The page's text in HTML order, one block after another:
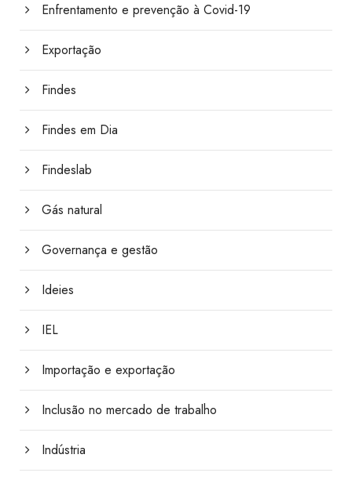
Enfrentamento e prevenção à Covid-19
Exportação
Findes
Findes em Dia
Findeslab
Gás natural
Governança e gestão
Ideies
IEL
Importação e exportação
Inclusão no mercado de trabalho
Indústria